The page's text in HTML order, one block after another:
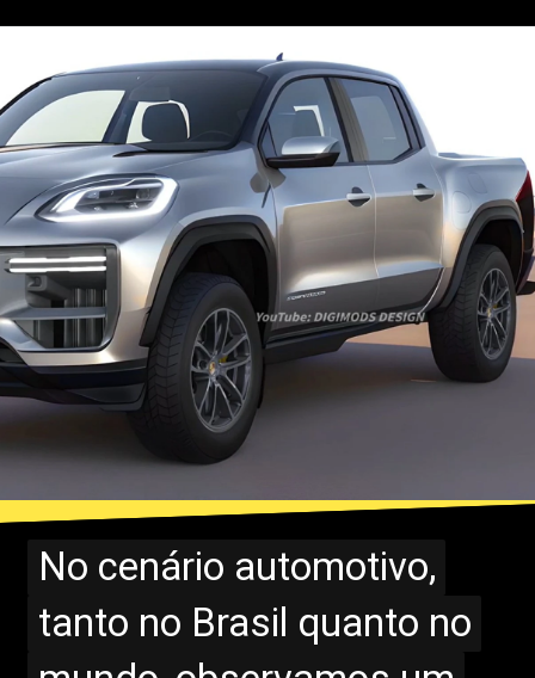
No cenário automotivo,
tanto no Brasil quanto no
No cenário automotivo,
tanto no Brasil quanto no